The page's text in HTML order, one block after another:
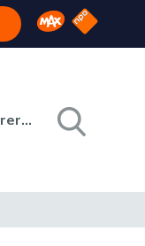
Omroep MAX
NPO
Registreren